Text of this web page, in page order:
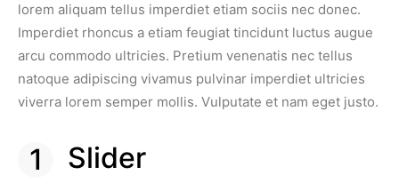
lorem aliquam tellus imperdiet etiam sociis nec donec.
Imperdiet rhoncus a etiam feugiat tincidunt luctus augue
arcu commodo ultricies. Pretium venenatis nec tellus
natoque adipiscing vivamus pulvinar imperdiet ultricies
viverra lorem semper mollis. Vulputate et nam eget justo.
Slider